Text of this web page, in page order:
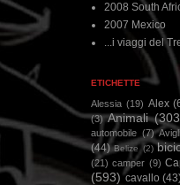
2008 South
2007 Mexico
...i viaggi del
ETICHETTE
Alessia (19) Alex
(3) Animali
automobile (7)
(44) Belize (2)
(21) camper (9)
(593) cavallo